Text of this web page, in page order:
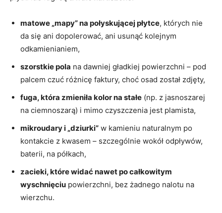
matowe „mapy” na połyskującej płytce, których nie
da się ani dopolerować, ani usunąć kolejnym
odkamienianiem,
szorstkie pola na dawniej gładkiej powierzchni – pod
palcem czuć różnicę faktury, choć osad został zdjęty,
fuga, która zmieniła kolor na stałe (np. z jasnoszarej
na ciemnoszarą) i mimo czyszczenia jest plamista,
mikroudary i „dziurki” w kamieniu naturalnym po
kontakcie z kwasem – szczególnie wokół odpływów,
baterii, na półkach,
zacieki, które widać nawet po całkowitym
wyschnięciu powierzchni, bez żadnego nalotu na
wierzchu.